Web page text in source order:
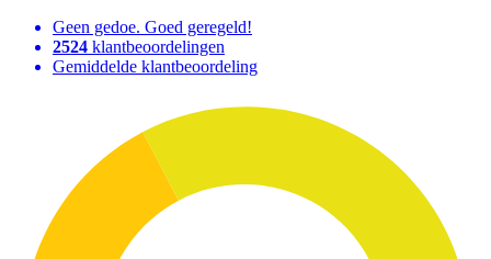
Geen gedoe. Goed geregeld!
2524 klantbeoordelingen
Gemiddelde klantbeoordeling